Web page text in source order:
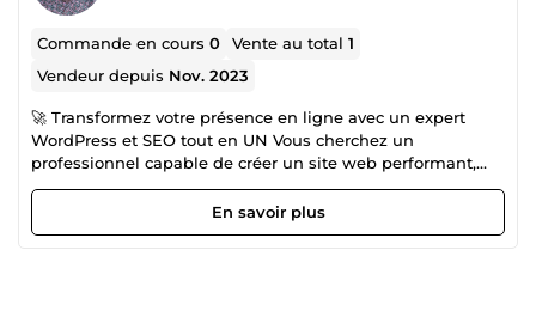
Commande en cours0 Vente au total1
Vendeur depuis Nov. 2023
🚀 Transformez votre présence en ligne avec un expert
WordPress et SEO tout en UN Vous cherchez un
professionnel capable de créer un site web performant,
bien référencé et optimisé pour la conversion ? 👉 Vous
êtes au bon endroit 👋 Je suis Nicolas, développeur web
spécialisé WordPress et consultant SEO &amp; Ads, prêt à
En savoir plus